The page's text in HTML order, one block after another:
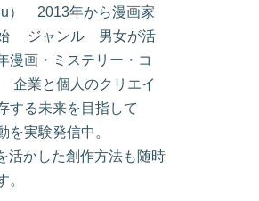
） 2013年から漫画家
ジャンル 男女が活
漫画・ミステリー・コ
企業と個人のクリエイ
する未来を目指して
を実験発信中。
活かした創作方法も随時
。